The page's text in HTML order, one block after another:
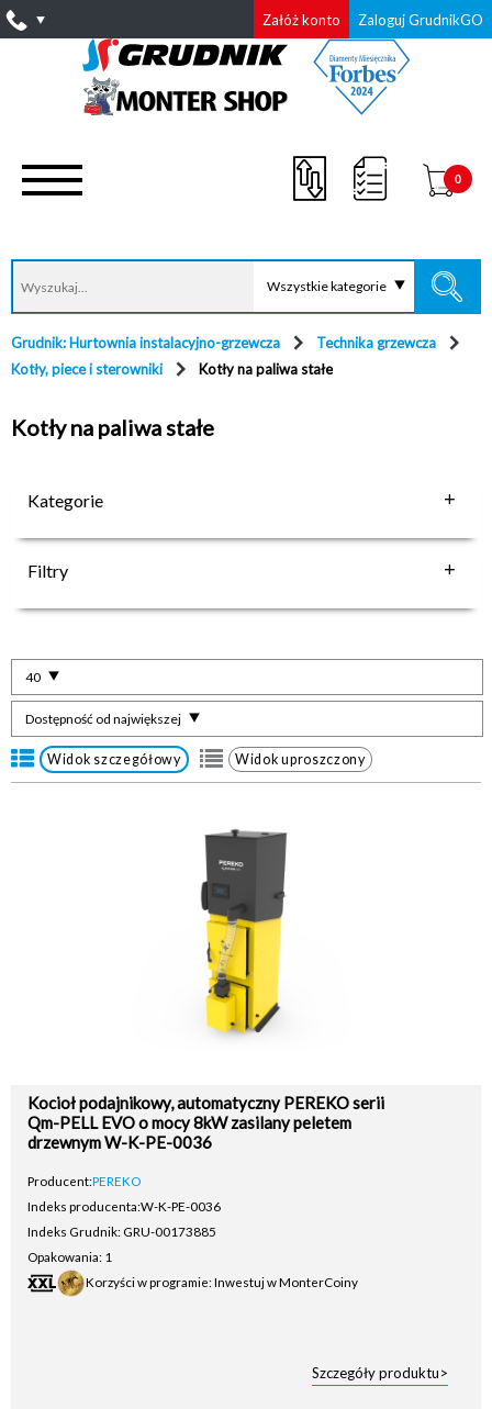
Załóż konto Zaloguj GrudnikGO
Wszystkie kategorie
0
Grudnik: Hurtownia instalacyjno-grzewcza
Technika grzewcza
Kotły, piece i sterowniki
Kotły na paliwa stałe
Kotły na paliwa stałe
Kategorie
Filtry
Dostępność od największej
40
Widok szczegółowy Widok uproszczony
Kocioł podajnikowy, automatyczny PEREKO serii
Qm-PELL EVO o mocy 8kW zasilany peletem
drzewnym W-K-PE-0036
Producent:PEREKO
Indeks producenta:W-K-PE-0036
Indeks Grudnik: GRU-00173885
Opakowania: 1
Korzyści w programie: Inwestuj w MonterCoiny
Szczegóły produktu>